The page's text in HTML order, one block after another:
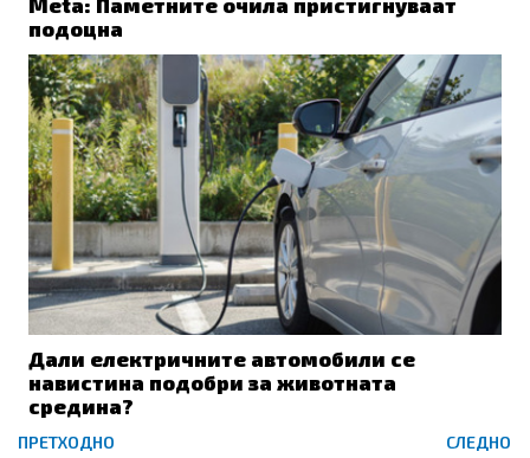
Meta: Паметните очила пристигнуваат
подоцна
Дали електричните автомобили се
навистина подобри за животната
средина?
Prev
ПРЕТХОДНО СЛЕДНО